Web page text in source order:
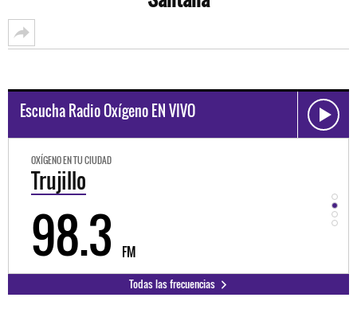
Escucha Radio Oxígeno EN VIVO
OXÍGENO EN TU CIUDAD
Trujillo
98.3 FM
Todas las frecuencias